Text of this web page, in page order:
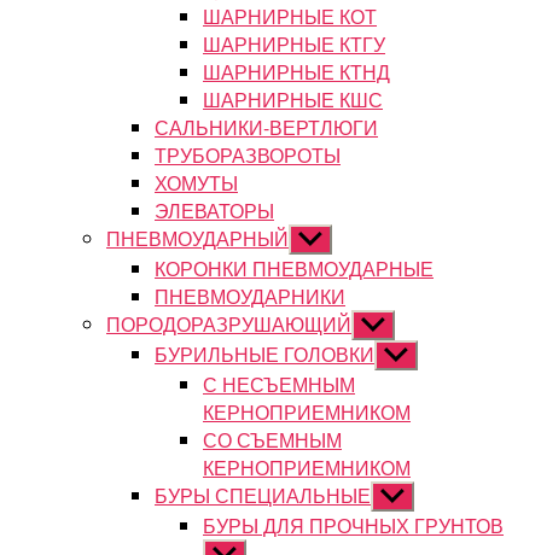
ШАРНИРНЫЕ КОТ
ШАРНИРНЫЕ КТГУ
ШАРНИРНЫЕ КТНД
ШАРНИРНЫЕ КШС
САЛЬНИКИ-ВЕРТЛЮГИ
ТРУБОРАЗВОРОТЫ
ХОМУТЫ
ЭЛЕВАТОРЫ
ПНЕВМОУДАРНЫЙ Показывать
подменю
КОРОНКИ ПНЕВМОУДАРНЫЕ
ПНЕВМОУДАРНИКИ
ПОРОДОРАЗРУШАЮЩИЙ Показывать
подменю
БУРИЛЬНЫЕ ГОЛОВКИ Показывать
подменю
С НЕСЪЕМНЫМ
КЕРНОПРИЕМНИКОМ
СО СЪЕМНЫМ
КЕРНОПРИЕМНИКОМ
БУРЫ СПЕЦИАЛЬНЫЕ Показывать
подменю
БУРЫ ДЛЯ ПРОЧНЫХ ГРУНТОВ